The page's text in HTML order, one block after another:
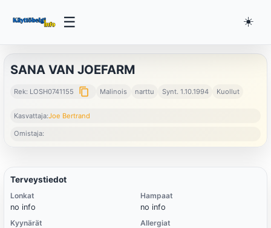
☰ ☀️
SANA VAN JOEFARM
Rek: LOSH0741155 content_copy Malinois narttu Synt. 1.10.1994 Kuollut
Kasvattaja:Joe Bertrand
Omistaja:
Terveystiedot
Lonkat
no info
Kyynärät
Hampaat
no info
Allergiat